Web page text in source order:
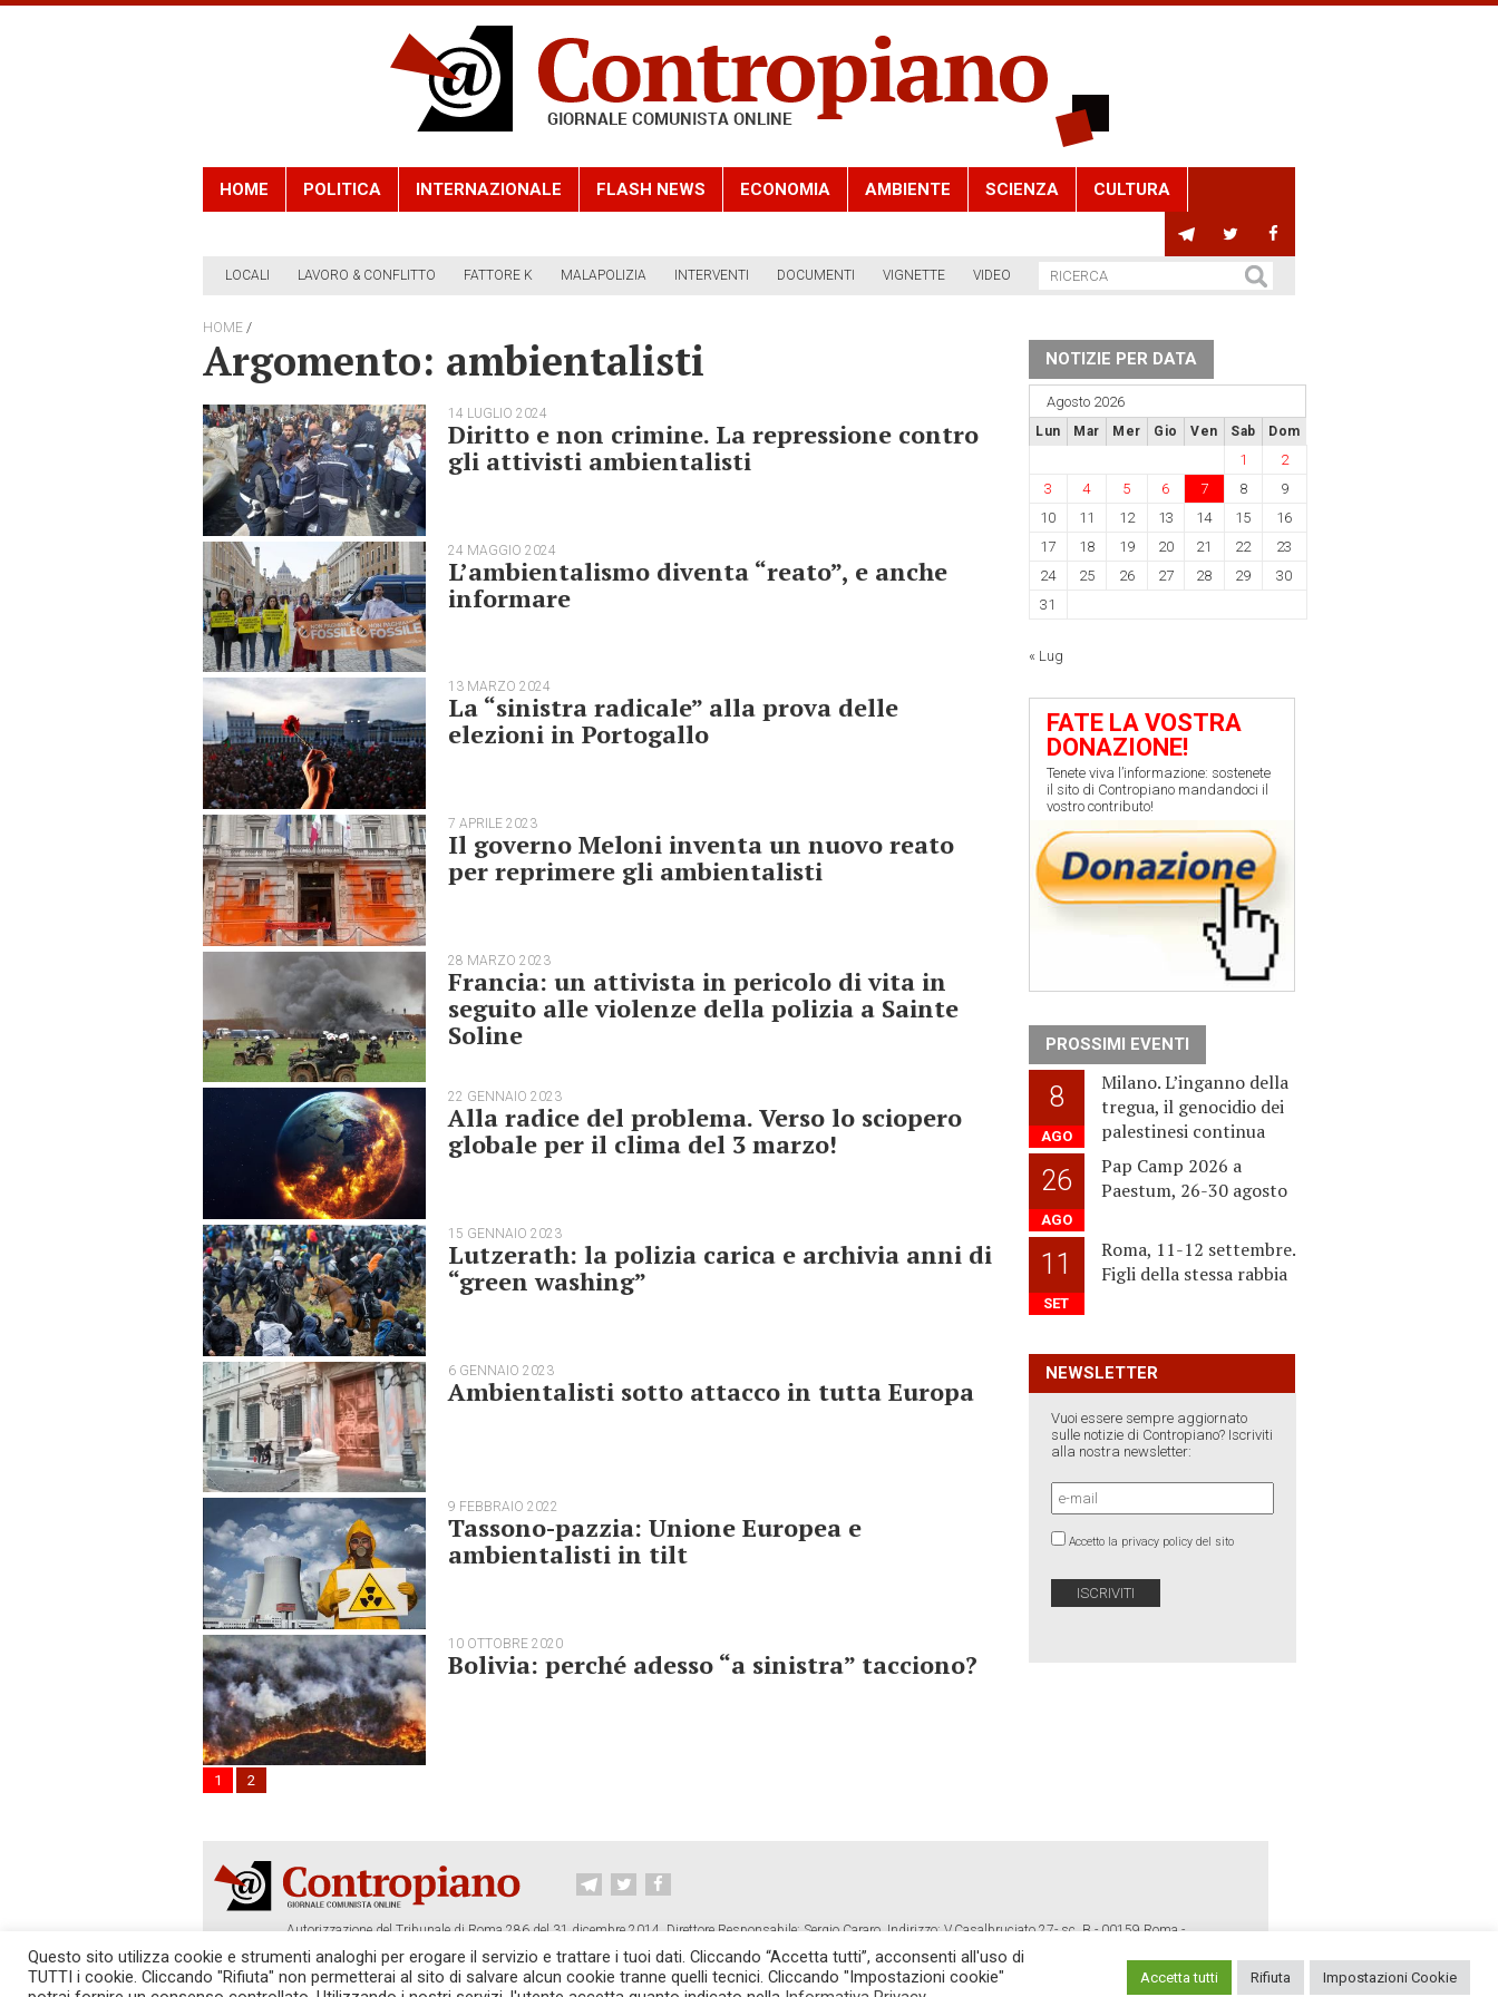
HOME POLITICA INTERNAZIONALE FLASH NEWS ECONOMIA AMBIENTE SCIENZA CULTURA
LOCALI LAVORO & CONFLITTO FATTORE K MALAPOLIZIA INTERVENTI DOCUMENTI VIGNETTE VIDEO
HOME /
Argomento: ambientalisti
14 LUGLIO 2024
Diritto e non crimine. La repressione contro
gli attivisti ambientalisti
24 MAGGIO 2024
L’ambientalismo diventa “reato”, e anche
informare
13 MARZO 2024
La “sinistra radicale” alla prova delle
elezioni in Portogallo
7 APRILE 2023
Il governo Meloni inventa un nuovo reato
per reprimere gli ambientalisti
28 MARZO 2023
Francia: un attivista in pericolo di vita in
seguito alle violenze della polizia a Sainte
Soline
22 GENNAIO 2023
Alla radice del problema. Verso lo sciopero
globale per il clima del 3 marzo!
15 GENNAIO 2023
Lutzerath: la polizia carica e archivia anni di
“green washing”
6 GENNAIO 2023
Ambientalisti sotto attacco in tutta Europa
9 FEBBRAIO 2022
Tassono-pazzia: Unione Europea e
ambientalisti in tilt
10 OTTOBRE 2020
Bolivia: perché adesso “a sinistra” tacciono?
1 2
NOTIZIE PER DATA
Agosto 2026
Lun Mar Mer Gio Ven Sab Dom
1
2
3
4 5 6 7 8
9
10
11 12 13 14 15
16
17
18 19 20 21 22
23
24
25 26 27 28 29
30
31
« Lug
FATE LA VOSTRA
DONAZIONE!
Tenete viva l’informazione: sostenete
il sito di Contropiano mandandoci il
vostro contributo!
PROSSIMI EVENTI
8
AGO
Milano. L’inganno della
tregua, il genocidio dei
palestinesi continua
26
AGO
Pap Camp 2026 a
Paestum, 26-30 agosto
11
SET
Roma, 11-12 settembre.
Figli della stessa rabbia
NEWSLETTER
Vuoi essere sempre aggiornato
sulle notizie di Contropiano? Iscriviti
alla nostra newsletter:
Accetto la privacy policy del sito
Autorizzazione del Tribunale di Roma 286 del 31 dicembre 2014. Direttore Responsabile: Sergio Cararo. Indirizzo: V.Casalbruciato 27- sc. B - 00159 Roma -
Tel. 06.640.122.19 -
redazione@contropiano.org
SOSTIENICI! REDAZIONE CONTATTI TG CONTROPIANO LINK CONSIGLIATI PRIVACY COOKIE POLICY
Questo sito utilizza cookie e strumenti analoghi per erogare il servizio e trattare i tuoi dati. Cliccando “Accetta tutti”, acconsenti all'uso di
TUTTI i cookie. Cliccando "Rifiuta" non permetterai al sito di salvare alcun cookie tranne quelli tecnici. Cliccando "Impostazioni cookie"
Accetta tutti Rifiuta Impostazioni Cookie